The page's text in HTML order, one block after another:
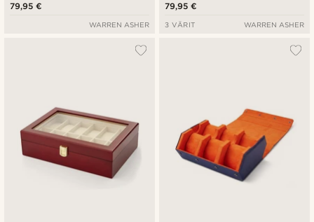
79,95 €
WARREN ASHER
79,95 €
3 VÄRIT WARREN ASHER